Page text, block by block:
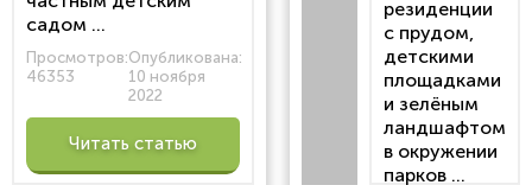
садом ...
Просмотров:
46353
Опубликована:
10 ноября
2022
Читать статью
резиденции
с прудом,
детскими
площадками
и зелёным
ландшафтом
в окружении
парков ...